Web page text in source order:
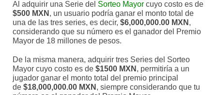
Al adquirir una Serie del Sorteo Mayor cuyo costo es de
$500 MXN , un usuario podría ganar el monto total de
una de las tres series, es decir,$6,000,000.00 MXN ,
considerando que su número es el ganador del Premio
Mayor de 18 millones de pesos.
De la misma manera, adquirir tres Series del Sorteo
Mayor cuyo costo es de$1500 MXN , permitiría a un
jugador ganar el monto total del premio principal
de$18,000,000.00 MXN , siempre considerando que tu